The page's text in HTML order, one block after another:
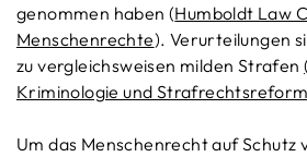
genommen haben (Humboldt Law
Menschenrechte). Verurteilungen
zu vergleichsweisen milden Strafen
Kriminologie und Strafrechtsreform
Um das Menschenrecht auf Schutz